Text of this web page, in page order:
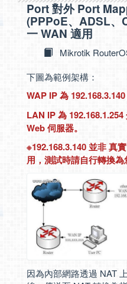
Port 對外 Port
(PPPoE、ADSL、
一 WAN 適用
Mikrotik
下圖為範例架構：
WAP IP 為
LAN IP 為
Web 伺服器。
※192.168.3.140 並非 真
用，測試時請自行轉換為
因為內部網路透過 NAT